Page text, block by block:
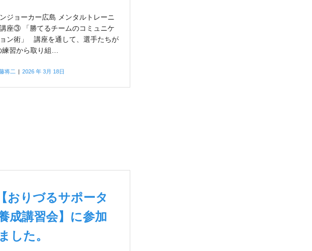
ジョーカー広島 メンタルトレーニ
座③ 「勝てるチームのコミュニケ
ン術」 講座を通して、選手たちが
練習から取り組…
将二 | 2026 年 3月 18日
おりづるサポータ
成講習会】に参加
した。